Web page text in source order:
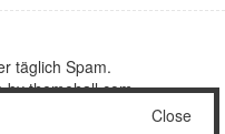
täglich Spam.
themehall.com
Close